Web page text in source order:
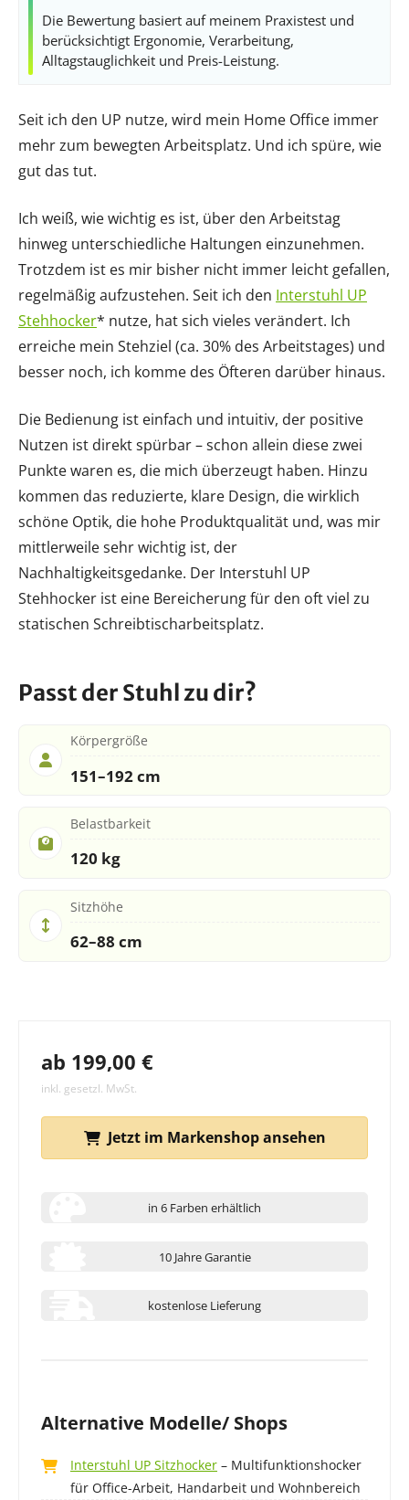
Die Bewertung basiert auf meinem Praxistest und
berücksichtigt Ergonomie, Verarbeitung,
Alltagstauglichkeit und Preis-Leistung.
Seit ich den UP nutze, wird mein Home Office immer
mehr zum bewegten Arbeitsplatz. Und ich spüre, wie
gut das tut.
Ich weiß, wie wichtig es ist, über den Arbeitstag
hinweg unterschiedliche Haltungen einzunehmen.
Trotzdem ist es mir bisher nicht immer leicht gefallen,
regelmäßig aufzustehen. Seit ich den Interstuhl UP
Stehhocker* nutze, hat sich vieles verändert. Ich
erreiche mein Stehziel (ca. 30% des Arbeitstages) und
besser noch, ich komme des Öfteren darüber hinaus.
Die Bedienung ist einfach und intuitiv, der positive
Nutzen ist direkt spürbar – schon allein diese zwei
Punkte waren es, die mich überzeugt haben. Hinzu
kommen das reduzierte, klare Design, die wirklich
schöne Optik, die hohe Produktqualität und, was mir
mittlerweile sehr wichtig ist, der
Nachhaltigkeitsgedanke. Der Interstuhl UP
Stehhocker ist eine Bereicherung für den oft viel zu
statischen Schreibtischarbeitsplatz.
Passt der Stuhl zu dir?
Körpergröße
151–192 cm
Belastbarkeit
120 kg
Sitzhöhe
62–88 cm
ab 199,00 €
inkl. gesetzl. MwSt.
Jetzt im Markenshop ansehen
in 6 Farben erhältlich
10 Jahre Garantie
kostenlose Lieferung
Alternative Modelle/ Shops
Interstuhl UP Sitzhocker – Multifunktionshocker
für Office-Arbeit, Handarbeit und Wohnbereich